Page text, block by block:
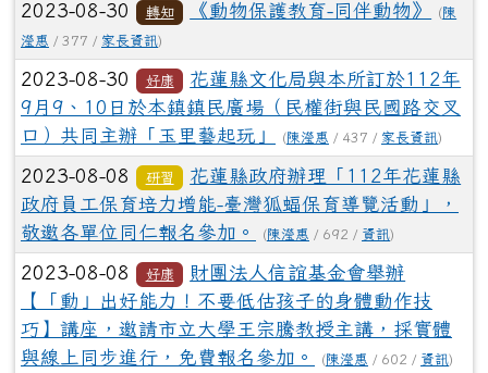
2023-08-30 轉知 《動物保護教育-同伴動物》 (陳
瀅惠 / 377 / 家長資訊)
2023-08-30 好康
花蓮縣文化局與本所訂於112年
9月9、10日於本鎮鎮民廣場（民權街與民國路交叉
口）共同主辦「玉里藝起玩」
(陳瀅惠 / 437 / 家長資訊)
2023-08-08 研習
花蓮縣政府辦理「112年花蓮縣
政府員工保育培力增能-臺灣狐蝠保育導覽活動」，
敬邀各單位同仁報名參加。
(陳瀅惠 / 692 / 資訊)
2023-08-08 好康
財團法人信誼基金會舉辦
【「動」出好能力！不要低估孩子的身體動作技
巧】講座，邀請市立大學王宗騰教授主講，採實體
與線上同步進行，免費報名參加。
(陳瀅惠 / 602 / 資訊)